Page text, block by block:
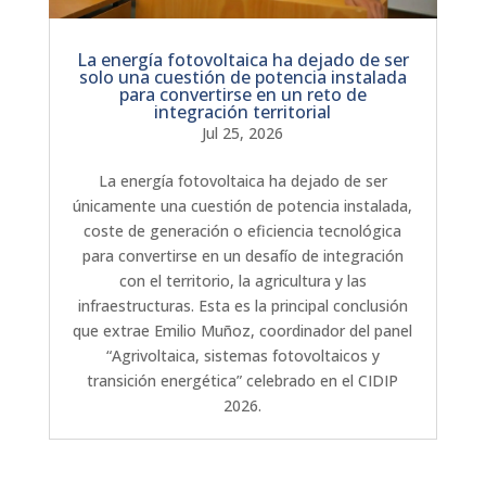
La energía fotovoltaica ha dejado de ser
solo una cuestión de potencia instalada
para convertirse en un reto de
integración territorial
Jul 25, 2026
La energía fotovoltaica ha dejado de ser
únicamente una cuestión de potencia instalada,
coste de generación o eficiencia tecnológica
para convertirse en un desafío de integración
con el territorio, la agricultura y las
infraestructuras. Esta es la principal conclusión
que extrae Emilio Muñoz, coordinador del panel
“Agrivoltaica, sistemas fotovoltaicos y
transición energética” celebrado en el CIDIP
2026.